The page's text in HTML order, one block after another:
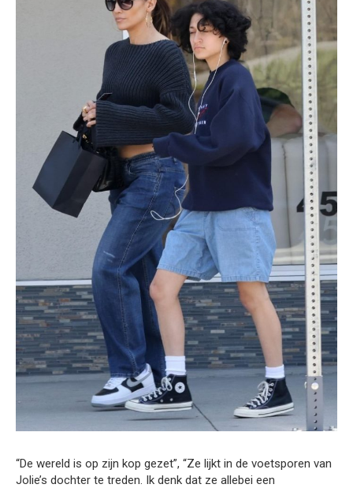
“De wereld is op zijn kop gezet”, “Ze lijkt in de voetsporen van
Jolie’s dochter te treden. Ik denk dat ze allebei een